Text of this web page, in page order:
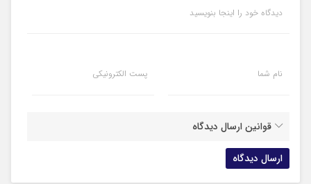
دیدگاه خود را اینجا بنویسید
نام شما پست الکترونیکی
قوانین ارسال دیدگاه